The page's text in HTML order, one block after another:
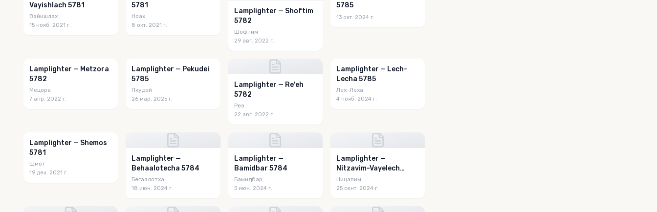
Vayishlach 5781
Вайишлах
15 нояб. 2021 г.
5781
Ноах
8 окт. 2021 г.
Lamplighter — Shoftim
5782
Шофтим
29 авг. 2022 г.
5785
13 окт. 2024 г.
Lamplighter — Metzora
5782
Мецора
7 апр. 2022 г.
Lamplighter — Pekudei
5785
Пкудей
26 мар. 2025 г.
Lamplighter — Re'eh
5782
Реэ
22 авг. 2022 г.
Lamplighter — Lech-
Lecha 5785
Лех-Леха
4 нояб. 2024 г.
Lamplighter — Shemos
5781
Шмот
19 дек. 2021 г.
Lamplighter —
Behaalotecha 5784
Бегаалотха
18 июн. 2024 г.
Lamplighter —
Bamidbar 5784
Бамидбар
5 июн. 2024 г.
Lamplighter —
Nitzavim-Vayelech
5784
Ницавим
25 сент. 2024 г.